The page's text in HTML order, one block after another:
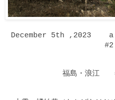
December 5th ,2023
#2
福島・浪江